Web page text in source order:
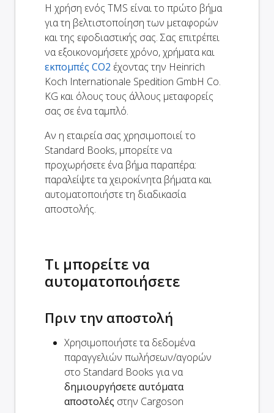
Η χρήση ενός TMS είναι το πρώτο βήμα
για τη βελτιστοποίηση των μεταφορών
και της εφοδιαστικής σας. Σας επιτρέπει
να εξοικονομήσετε χρόνο, χρήματα και
εκπομπές CO2 έχοντας την Heinrich
Koch Internationale Spedition GmbH Co.
KG και όλους τους άλλους μεταφορείς
σας σε ένα ταμπλό.
Αν η εταιρεία σας χρησιμοποιεί το
Standard Books, μπορείτε να
προχωρήσετε ένα βήμα παραπέρα:
παραλείψτε τα χειροκίνητα βήματα και
αυτοματοποιήστε τη διαδικασία
αποστολής.
Τι μπορείτε να
αυτοματοποιήσετε
Πριν την αποστολή
Χρησιμοποιήστε τα δεδομένα
παραγγελιών πωλήσεων/αγορών
στο Standard Books για να
δημιουργήσετε αυτόματα
αποστολές στην Cargoson